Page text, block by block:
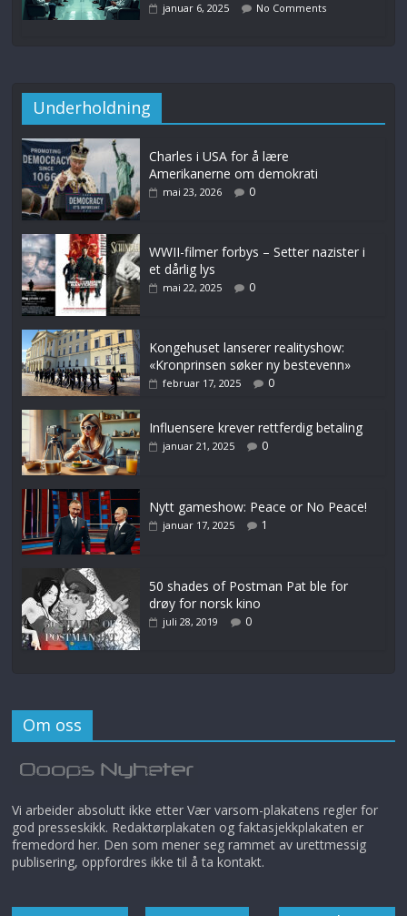
januar 6, 2025 No Comments
Underholdning
Charles i USA for å lære
Amerikanerne om demokrati
mai 23, 2026 0
WWII-filmer forbys – Setter nazister i
et dårlig lys
mai 22, 2025 0
Kongehuset lanserer realityshow:
«Kronprinsen søker ny bestevenn»
februar 17, 2025 0
Influensere krever rettferdig betaling
januar 21, 2025 0
Nytt gameshow: Peace or No Peace!
januar 17, 2025 1
50 shades of Postman Pat ble for
drøy for norsk kino
juli 28, 2019 0
Om oss
Vi arbeider absolutt ikke etter Vær varsom-plakatens regler for
god presseskikk. Redaktørplakaten og faktasjekkplakaten er
fremedord her. Den som mener seg rammet av urettmessig
publisering, oppfordres ikke til å ta kontakt.